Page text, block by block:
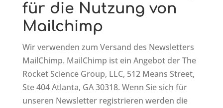
für die Nutzung von
Mailchimp
Wir verwenden zum Versand des Newsletters
MailChimp. MailChimp ist ein Angebot der The
Rocket Science Group, LLC, 512 Means Street,
Ste 404 Atlanta, GA 30318. Wenn Sie sich für
unseren Newsletter registrieren werden die